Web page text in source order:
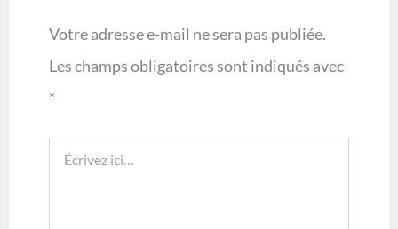
Votre adresse e-mail ne sera pas publiée.
Les champs obligatoires sont indiqués avec
*
ici…